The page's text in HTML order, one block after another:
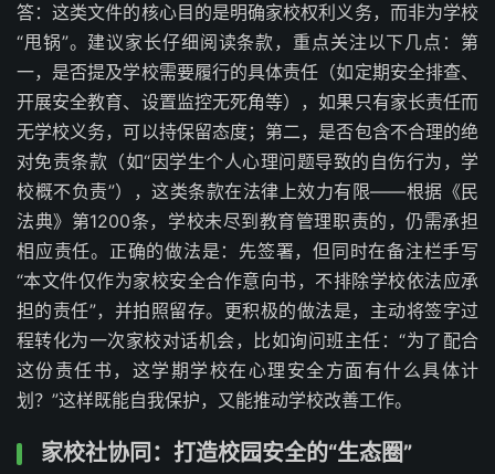
答：这类文件的核心目的是明确家校权利义务，而非为学校
“甩锅”。建议家长仔细阅读条款，重点关注以下几点：第
一，是否提及学校需要履行的具体责任（如定期安全排查、
开展安全教育、设置监控无死角等），如果只有家长责任而
无学校义务，可以持保留态度；第二，是否包含不合理的绝
对免责条款（如“因学生个人心理问题导致的自伤行为，学
校概不负责”），这类条款在法律上效力有限——根据《民
法典》第1200条，学校未尽到教育管理职责的，仍需承担
相应责任。正确的做法是：先签署，但同时在备注栏手写
“本文件仅作为家校安全合作意向书，不排除学校依法应承
担的责任”，并拍照留存。更积极的做法是，主动将签字过
程转化为一次家校对话机会，比如询问班主任：“为了配合
这份责任书，这学期学校在心理安全方面有什么具体计
划？”这样既能自我保护，又能推动学校改善工作。
家校社协同：打造校园安全的“生态圈”